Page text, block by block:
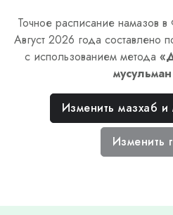
Точное расписание намазов
Август 2026 года составлено
с использованием метода «
Изменить мазхаб и
Изменить